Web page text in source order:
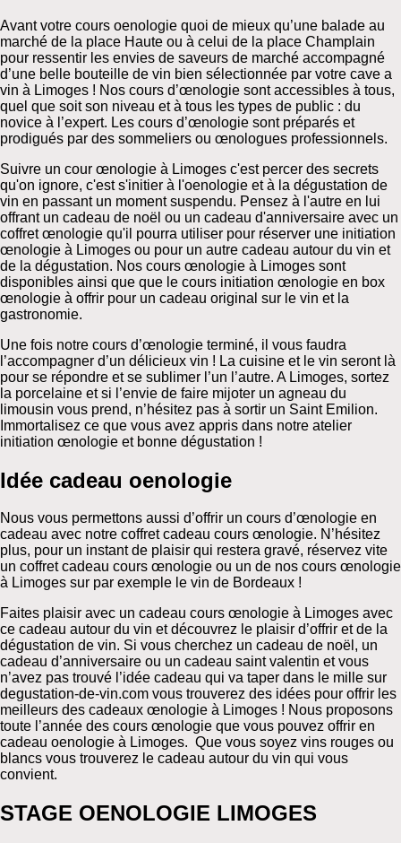
Avant votre cours oenologie quoi de mieux qu’une balade au
marché de la place Haute ou à celui de la place Champlain
pour ressentir les envies de saveurs de marché accompagné
d’une belle bouteille de vin bien sélectionnée par votre cave a
vin à Limoges ! Nos cours d’œnologie sont accessibles à tous,
quel que soit son niveau et à tous les types de public : du
novice à l’expert. Les cours d’œnologie sont préparés et
prodigués par des sommeliers ou œnologues professionnels.
Suivre un cour œnologie à Limoges c'est percer des secrets
qu'on ignore, c'est s'initier à l'oenologie et à la dégustation de
vin en passant un moment suspendu. Pensez à l'autre en lui
offrant un cadeau de noël ou un cadeau d'anniversaire avec un
coffret œnologie qu'il pourra utiliser pour réserver une initiation
œnologie à Limoges ou pour un autre cadeau autour du vin et
de la dégustation. Nos cours œnologie à Limoges sont
disponibles ainsi que que le cours initiation œnologie en box
œnologie à offrir pour un cadeau original sur le vin et la
gastronomie.
Une fois notre cours d’œnologie terminé, il vous faudra
l’accompagner d’un délicieux vin ! La cuisine et le vin seront là
pour se répondre et se sublimer l’un l’autre. A Limoges, sortez
la porcelaine et si l’envie de faire mijoter un agneau du
limousin vous prend, n’hésitez pas à sortir un Saint Emilion.
Immortalisez ce que vous avez appris dans notre atelier
initiation œnologie et bonne dégustation !
Idée cadeau oenologie
Nous vous permettons aussi d’offrir un cours d’œnologie en
cadeau avec notre coffret cadeau cours œnologie. N’hésitez
plus, pour un instant de plaisir qui restera gravé, réservez vite
un coffret cadeau cours œnologie ou un de nos cours œnologie
à Limoges sur par exemple le vin de Bordeaux !
Faites plaisir avec un cadeau cours œnologie à Limoges avec
ce cadeau autour du vin et découvrez le plaisir d’offrir et de la
dégustation de vin. Si vous cherchez un cadeau de noël, un
cadeau d’anniversaire ou un cadeau saint valentin et vous
n’avez pas trouvé l’idée cadeau qui va taper dans le mille sur
degustation-de-vin.com vous trouverez des idées pour offrir les
meilleurs des cadeaux œnologie à Limoges ! Nous proposons
toute l’année des cours œnologie que vous pouvez offrir en
cadeau oenologie à Limoges. Que vous soyez vins rouges ou
blancs vous trouverez le cadeau autour du vin qui vous
convient.
STAGE OENOLOGIE LIMOGES